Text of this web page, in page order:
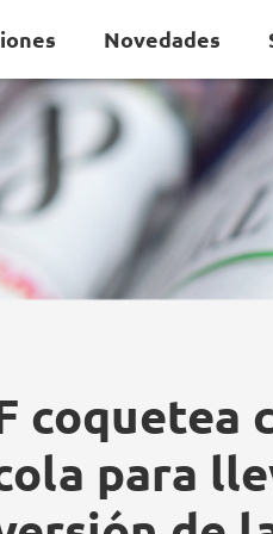
Novedades
coquetea
para